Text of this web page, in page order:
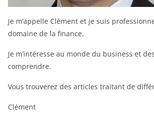
Je m’appelle Clément et je suis
domaine de la finance.
Je m’intéresse au monde du business et
comprendre.
Vous trouverez des articles traitant de
Clément